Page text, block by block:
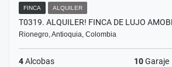
FINCA ALQUILER
T0319. ALQUILER! FINCA DE LUJO
Rionegro, Antioquia, Colombia
4Alcobas 10Garaje